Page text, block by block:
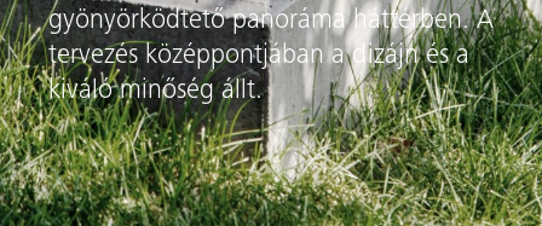
ide
gyönyörködtető panoráma háttérben. A
tervezés középpontjában a dizájn és a
kiváló minőség állt.